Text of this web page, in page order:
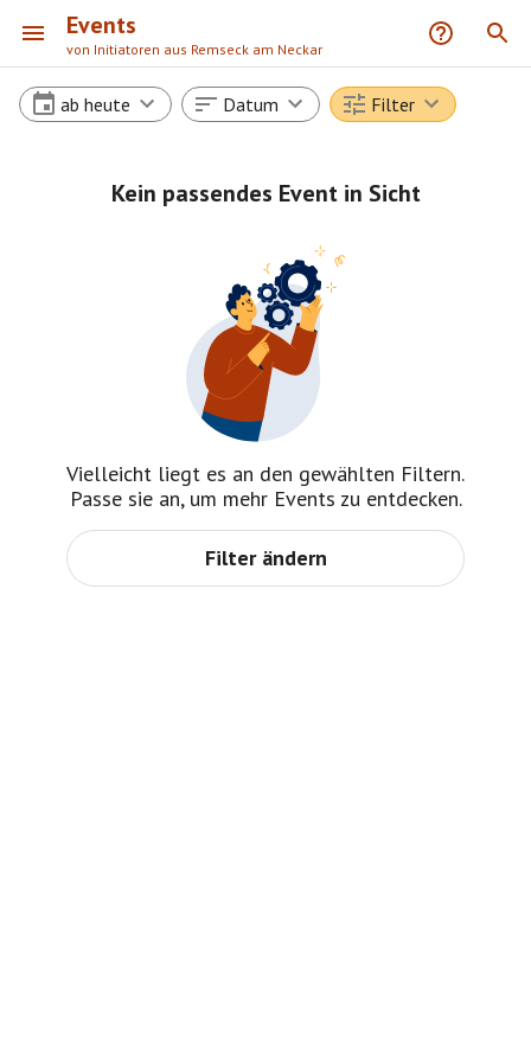
Events
von Initiatoren aus Remseck am Neckar
ab heute Datum Filter
Kein passendes Event in Sicht
Vielleicht liegt es an den gewählten Filtern.
Passe sie an, um mehr Events zu entdecken.
Filter ändern